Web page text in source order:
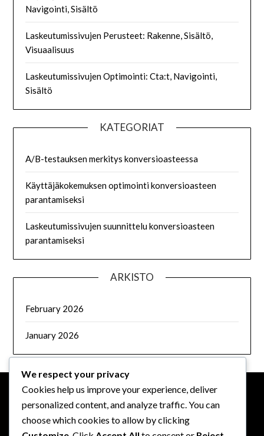
Navigointi, Sisältö
Laskeutumissivujen Perusteet: Rakenne, Sisältö,
Visuaalisuus
Laskeutumissivujen Optimointi: Cta:t, Navigointi,
Sisältö
KATEGORIAT
A/B-testauksen merkitys konversioasteessa
Käyttäjäkokemuksen optimointi konversioasteen
parantamiseksi
Laskeutumissivujen suunnittelu konversioasteen
parantamiseksi
ARKISTO
February 2026
January 2026
OIKEUDELLINEN
We respect your privacy
Cookies help us improve your experience, deliver
personalized content, and analyze traffic. You can
choose which cookies to allow by clicking